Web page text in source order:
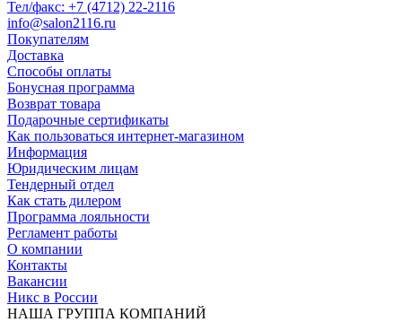
Тел/факс: +7 (4712) 22-2116
info@salon2116.ru
Покупателям
Доставка
Способы оплаты
Бонусная программа
Возврат товара
Подарочные сертификаты
Как пользоваться интернет-магазином
Информация
Юридическим лицам
Тендерный отдел
Как стать дилером
Программа лояльности
Регламент работы
О компании
Контакты
Вакансии
Никс в России
НАША ГРУППА КОМПАНИЙ